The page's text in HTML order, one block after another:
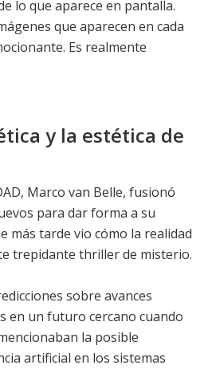
lo que aparece en pantalla.
que aparecen en cada
Es realmente
y la estética de
Marco van Belle, fusionó
para dar forma a su
más tarde vio cómo la realidad
trepidante thriller de misterio.
sobre avances
en un futuro cercano cuando
la posible
artificial en los sistemas